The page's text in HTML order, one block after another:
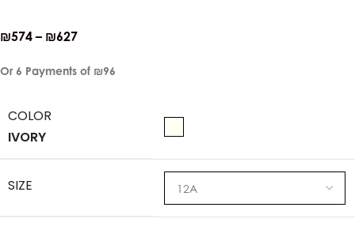
₪574 – ₪627
Or 6 Payments of ₪96
COLOR
IVORY
SIZE